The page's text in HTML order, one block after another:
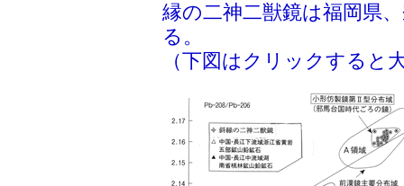
縁の二神二獣鏡は福岡県
る。
（下図はクリックすると